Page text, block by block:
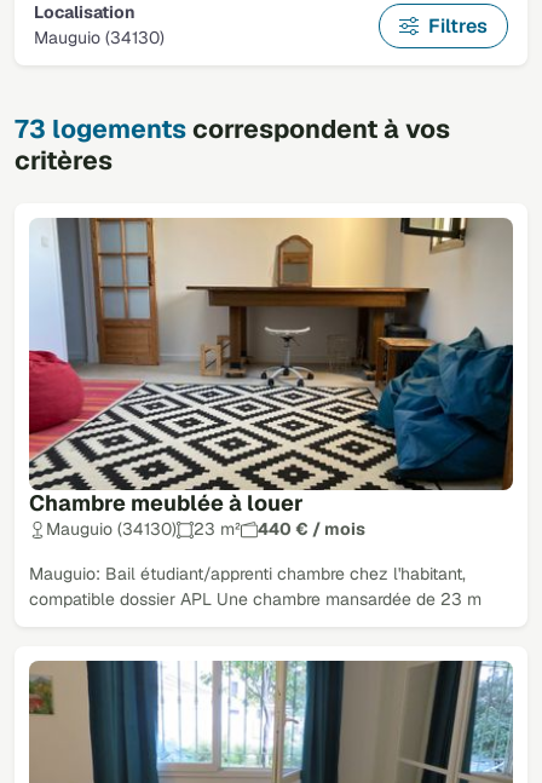
Localisation
Mauguio (34130)
Filtres
73 logementscorrespondent à vos
critères
Chambre meublée à louer
Mauguio (34130) 23 m² 440 € / mois
Mauguio: Bail étudiant/apprenti chambre chez l'habitant,
compatible dossier APL Une chambre mansardée de 23 m